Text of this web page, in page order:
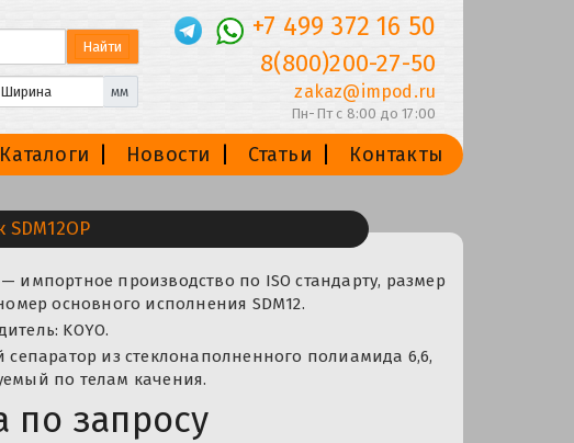
мм
+7 499 372 16 50
8(800)200-27-50
zakaz@impod.ru
Пн-Пт с 8:00 до 17:00
Каталоги Новости Статьи Контакты
— импортное производство по ISO стандарту, размер
основного исполнения SDM12.
KOYO.
сепаратор из стеклонаполненного полиамида 6,6,
по телам качения.
по запросу